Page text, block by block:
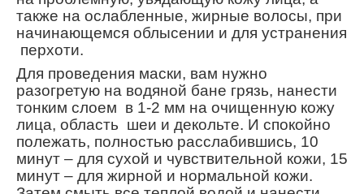
также на ослабленные, жирные волосы, при
начинающемся облысении и для устранения
перхоти.
Для проведения маски, вам нужно
разогретую на водяной бане грязь, нанести
тонким слоем в 1-2 мм на очищенную кожу
лица, область шеи и декольте. И спокойно
полежать, полностью расслабившись, 10
минут – для сухой и чувствительной кожи, 15
минут – для жирной и нормальной кожи.